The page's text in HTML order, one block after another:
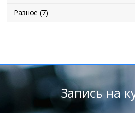
Разное (7)
Запись на